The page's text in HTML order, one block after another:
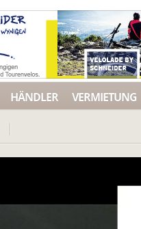
HÄNDLER VERMIETUNG